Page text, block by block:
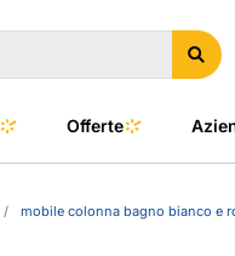
Offerte
mobile colonna bagno bianco e